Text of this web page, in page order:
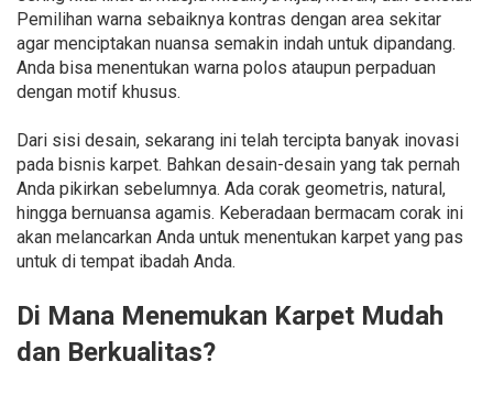
Pemilihan warna sebaiknya kontras dengan area sekitar
agar menciptakan nuansa semakin indah untuk dipandang.
Anda bisa menentukan warna polos ataupun perpaduan
dengan motif khusus.
Dari sisi desain, sekarang ini telah tercipta banyak inovasi
pada bisnis karpet. Bahkan desain-desain yang tak pernah
Anda pikirkan sebelumnya. Ada corak geometris, natural,
hingga bernuansa agamis. Keberadaan bermacam corak ini
akan melancarkan Anda untuk menentukan karpet yang pas
untuk di tempat ibadah Anda.
Di Mana Menemukan Karpet Mudah
dan Berkualitas?